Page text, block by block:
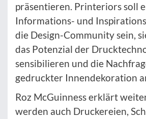
präsentieren. Printeriors soll
Informations- und
die Design-Community sein,
das Potenzial der
sensibilieren und die
gedruckter Innendekoration
Roz McGuinness erklärt
werden auch Druckereien,